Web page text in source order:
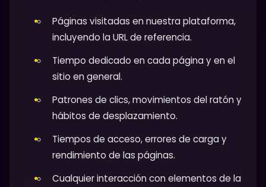
Páginas visitadas en nuestra plataforma,
incluyendo la URL de referencia.
Tiempo dedicado en cada página y en el
sitio en general.
Patrones de clics, movimientos del ratón y
hábitos de desplazamiento.
Tiempos de acceso, errores de carga y
rendimiento de las páginas.
Cualquier interacción con elementos de la